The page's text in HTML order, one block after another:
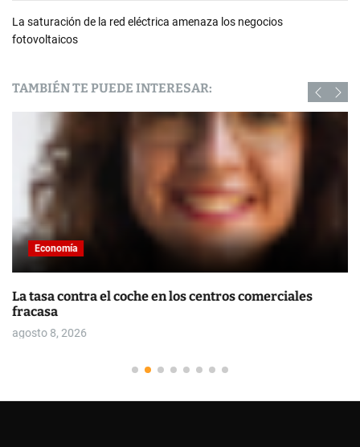
La saturación de la red eléctrica amenaza los negocios
fotovoltaicos
TAMBIÉN TE PUEDE INTERESAR:
Economía
La tasa contra el coche en los centros comerciales
fracasa
agosto 8, 2026